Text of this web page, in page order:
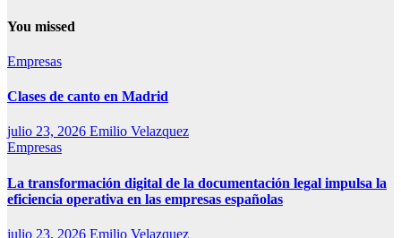
You missed
Empresas
Clases de canto en Madrid
julio 23, 2026 Emilio Velazquez
Empresas
La transformación digital de la documentación legal impulsa la
eficiencia operativa en las empresas españolas
julio 23, 2026 Emilio Velazquez